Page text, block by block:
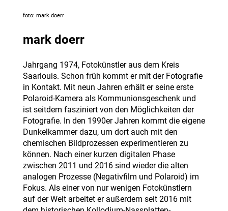
foto: mark doerr
mark doerr
Jahrgang 1974, Fotokünstler aus dem Kreis
Saarlouis. Schon früh kommt er mit der Fotografie
in Kontakt. Mit neun Jahren erhält er seine erste
Polaroid-Kamera als Kommunionsgeschenk und
ist seitdem fasziniert von den Möglichkeiten der
Fotografie. In den 1990er Jahren kommt die eigene
Dunkelkammer dazu, um dort auch mit den
chemischen Bildprozessen experimentieren zu
können. Nach einer kurzen digitalen Phase
zwischen 2011 und 2016 sind wieder die alten
analogen Prozesse (Negativfilm und Polaroid) im
Fokus. Als einer von nur wenigen Fotokünstlern
auf der Welt arbeitet er außerdem seit 2016 mit